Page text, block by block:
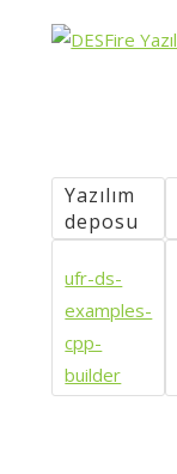
Yazılım
deposu
ufr-ds-
examples-
cpp-
builder